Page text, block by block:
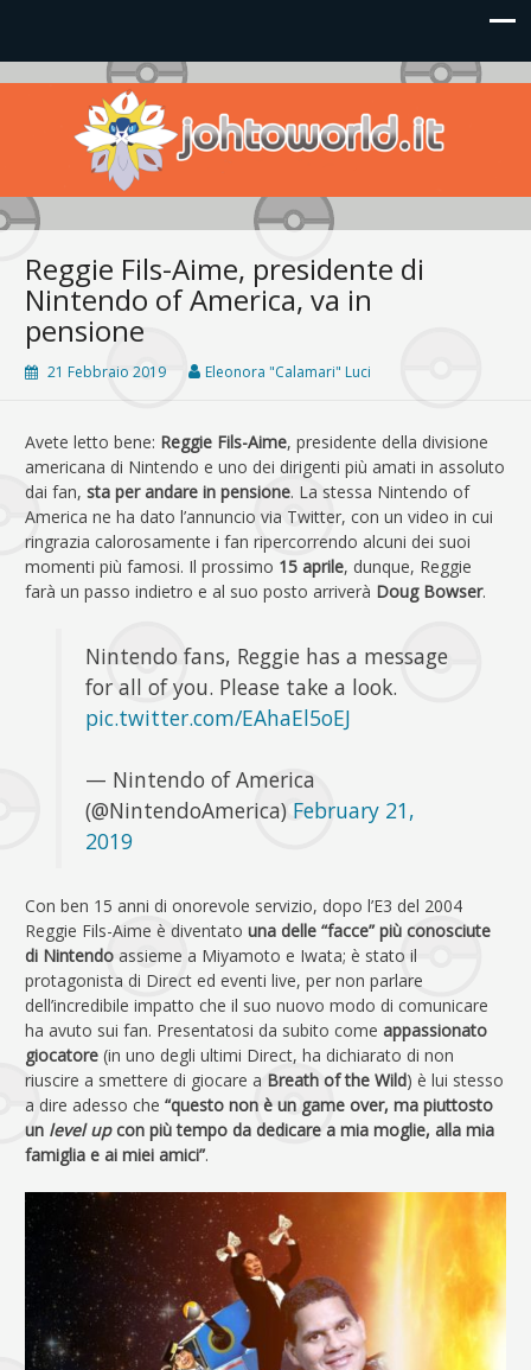
Johto World
Le novità più frizzanti dall'universo Pokémon e Nintendo
Reggie Fils-Aime, presidente di
Nintendo of America, va in
pensione
21 Febbraio 2019 Eleonora "Calamari" Luci
Avete letto bene: Reggie Fils-Aime, presidente della divisione
americana di Nintendo e uno dei dirigenti più amati in assoluto
dai fan, sta per andare in pensione. La stessa Nintendo of
America ne ha dato l’annuncio via Twitter, con un video in cui
ringrazia calorosamente i fan ripercorrendo alcuni dei suoi
momenti più famosi. Il prossimo 15 aprile, dunque, Reggie
farà un passo indietro e al suo posto arriverà Doug Bowser.
Nintendo fans, Reggie has a message
for all of you. Please take a look.
pic.twitter.com/EAhaEl5oEJ
— Nintendo of America
(@NintendoAmerica) February 21,
2019
Con ben 15 anni di onorevole servizio, dopo l’E3 del 2004
Reggie Fils-Aime è diventato una delle “facce” più conosciute
di Nintendo assieme a Miyamoto e Iwata; è stato il
protagonista di Direct ed eventi live, per non parlare
dell’incredibile impatto che il suo nuovo modo di comunicare
ha avuto sui fan. Presentatosi da subito come appassionato
giocatore (in uno degli ultimi Direct, ha dichiarato di non
riuscire a smettere di giocare a Breath of the Wild) è lui stesso
a dire adesso che “questo non è un game over, ma piuttosto
un level upcon più tempo da dedicare a mia moglie, alla mia
famiglia e ai miei amici”.